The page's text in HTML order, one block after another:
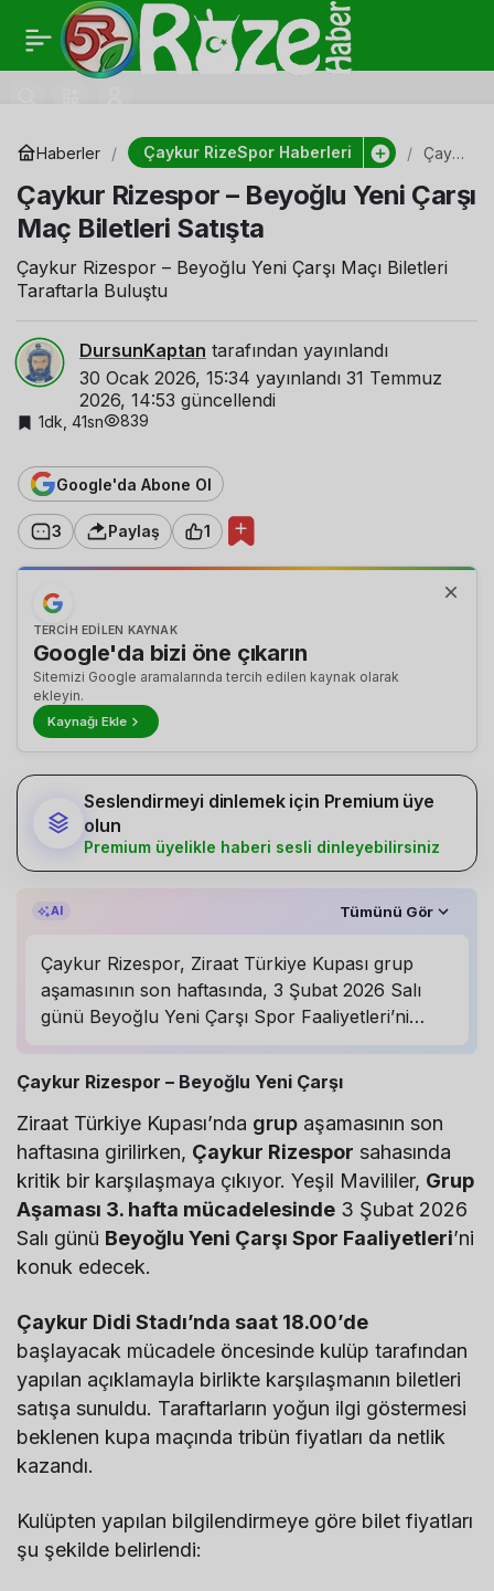
Haberler Çaykur RizeSpor Haberleri
Çayk
Rizes
por –
Yeni
Biletl
a
Çaykur Rizespor – Beyoğlu Yeni Çarşı
Maç Biletleri Satışta
Çaykur Rizespor – Beyoğlu Yeni Çarşı Maçı Biletleri
Taraftarla Buluştu
DursunKaptan tarafından yayınlandı
30 Ocak 2026, 15:34 yayınlandı 31 Temmuz
2026, 14:53 güncellendi
1dk, 41sn 839
Google'da Abone Ol
3 Paylaş 1
TERCIH EDILEN KAYNAK
Google'da bizi öne çıkarın
Sitemizi Google aramalarında tercih edilen kaynak olarak
ekleyin.
Kaynağı Ekle
Seslendirmeyi dinlemek için Premium üye
olun
Premium üyelikle haberi sesli dinleyebilirsiniz
AI Tümünü Gör
Çaykur Rizespor, Ziraat Türkiye Kupası grup
aşamasının son haftasında, 3 Şubat 2026 Salı
günü Beyoğlu Yeni Çarşı Spor Faaliyetleri’ni
Stadı’nda saat 18.00’de başlayacak olan bu kritik
3. hafta mücadelesi öncesinde, karşılaşmanın
biletleri kulüp…
Çaykur Rizespor – Beyoğlu Yeni Çarşı
Ziraat Türkiye Kupası’nda grup aşamasının son
haftasına girilirken, Çaykur Rizespor sahasında
kritik bir karşılaşmaya çıkıyor. Yeşil Mavililer, Grup
Aşaması 3. hafta mücadelesinde 3 Şubat 2026
Salı günü Beyoğlu Yeni Çarşı Spor Faaliyetleri’ni
konuk edecek.
Çaykur Didi Stadı’nda saat 18.00’de
başlayacak mücadele öncesinde kulüp tarafından
yapılan açıklamayla birlikte karşılaşmanın biletleri
satışa sunuldu. Taraftarların yoğun ilgi göstermesi
beklenen kupa maçında tribün fiyatları da netlik
kazandı.
Kulüpten yapılan bilgilendirmeye göre bilet fiyatları
şu şekilde belirlendi:
Recep Uçar “Hazırız ve